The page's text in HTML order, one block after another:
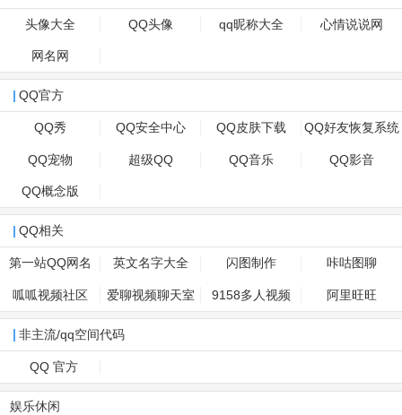
头像大全 QQ头像 qq昵称大全 心情说说网
网名网
QQ官方
QQ秀 QQ安全中心 QQ皮肤下载 QQ好友恢复系统
QQ宠物 超级QQ QQ音乐 QQ影音
QQ概念版
QQ相关
第一站QQ网名 英文名字大全 闪图制作 咔咕图聊
呱呱视频社区 爱聊视频聊天室 9158多人视频 阿里旺旺
非主流/qq空间代码
QQ 官方
娱乐休闲